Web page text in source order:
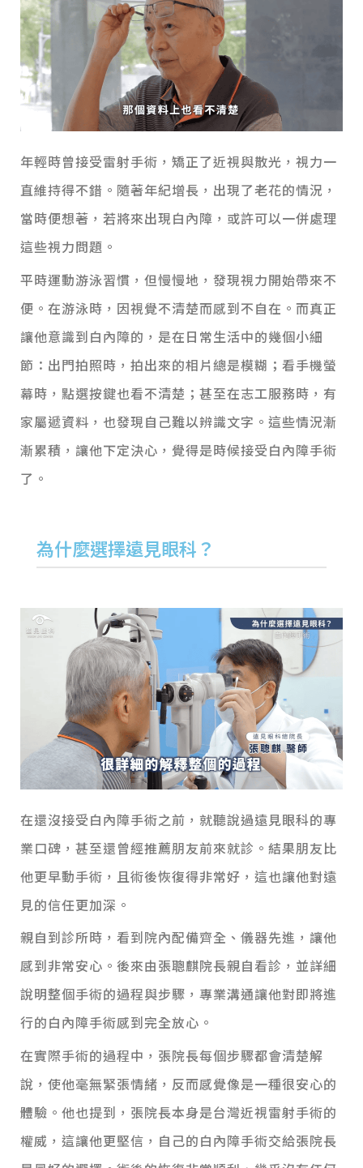
年輕時曾接受雷射手術，矯正了近視與散光，視力一
直維持得不錯。隨著年紀增長，出現了老花的情況，
當時便想著，若將來出現白內障，或許可以一併處理
這些視力問題。
平時運動游泳習慣，但慢慢地，發現視力開始帶來不
便。在游泳時，因視覺不清楚而感到不自在。而真正
讓他意識到白內障的，是在日常生活中的幾個小細
節：出門拍照時，拍出來的相片總是模糊；看手機螢
幕時，點選按鍵也看不清楚；甚至在志工服務時，有
家屬遞資料，也發現自己難以辨識文字。 這些情況漸
漸累積，讓他下定決心，覺得是時候接受白內障手術
了。
為什麼選擇遠見眼科？
在還沒接受白內障手術之前，就聽說過遠見眼科的專
業口碑，甚至還曾經推薦朋友前來就診。結果朋友比
他更早動手術，且術後恢復得非常好，這也讓他對遠
見的信任更加深。
親自到診所時，看到院內配備齊全、儀器先進，讓他
感到非常安心。後來由張聰麒院長親自看診，並詳細
說明整個手術的過程與步驟，專業溝通讓他對即將進
行的白內障手術感到完全放心。
在實際手術的過程中，張院長每個步驟都會清楚解
說，使他毫無緊張情緒，反而感覺像是一種很安心的
體驗。他也提到，張院長本身是台灣近視雷射手術的
權威，這讓他更堅信，自己的白內障手術交給張院長